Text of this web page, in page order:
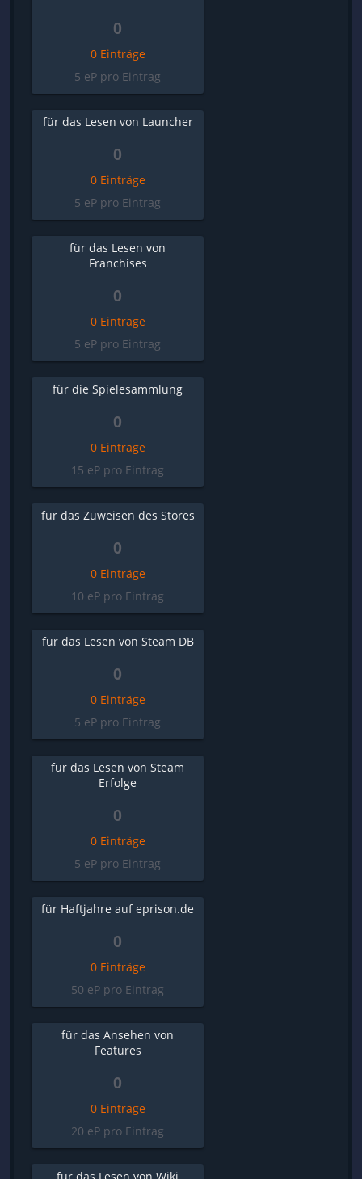
0
0 Einträge
5 eP pro Eintrag
für das Lesen von Launcher
0
0 Einträge
5 eP pro Eintrag
für das Lesen von
Franchises
0
0 Einträge
5 eP pro Eintrag
für die Spielesammlung
0
0 Einträge
15 eP pro Eintrag
für das Zuweisen des Stores
0
0 Einträge
10 eP pro Eintrag
für das Lesen von Steam DB
0
0 Einträge
5 eP pro Eintrag
für das Lesen von Steam
Erfolge
0
0 Einträge
5 eP pro Eintrag
für Haftjahre auf eprison.de
0
0 Einträge
50 eP pro Eintrag
für das Ansehen von
Features
0
0 Einträge
20 eP pro Eintrag